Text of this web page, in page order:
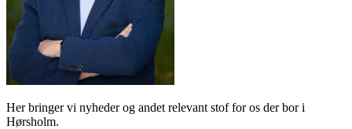
Her bringer vi nyheder og andet relevant stof for os der bor i
Hørsholm.